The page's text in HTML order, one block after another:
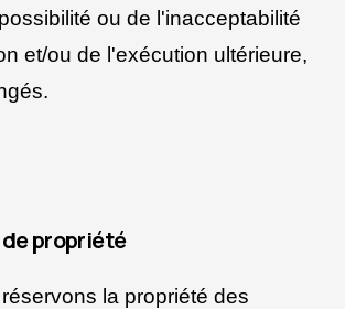
ou de l'inacceptabilité
et/ou de l'exécution ultérieure,
de propriété
la propriété des